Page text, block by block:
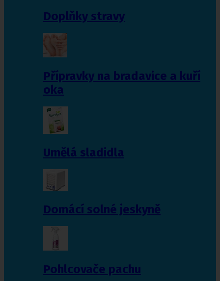
Doplňky stravy
Přípravky na bradavice a kuří
oka
Umělá sladidla
Domácí solné jeskyně
Pohlcovače pachu